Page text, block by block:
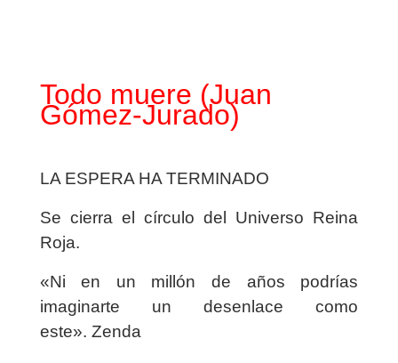
Todo muere (Juan
Gómez-Jurado)
LA ESPERA HA TERMINADO
Se cierra el círculo del Universo Reina
Roja.
«Ni en un millón de años podrías
imaginarte un desenlace como
este». Zenda